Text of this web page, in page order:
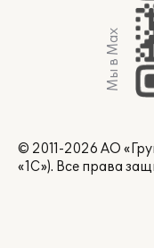
Мы в Max
© 2011-2026 АО
«1С»). Все права